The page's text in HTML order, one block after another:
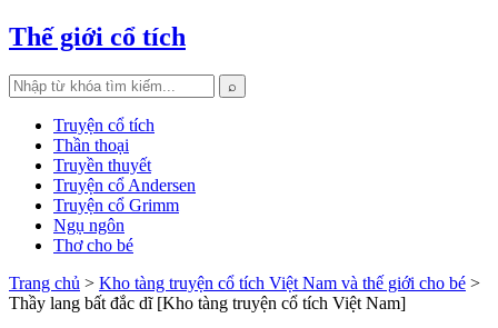
Thế giới cổ tích
⌕
Truyện cổ tích
Thần thoại
Truyền thuyết
Truyện cổ Andersen
Truyện cổ Grimm
Ngụ ngôn
Thơ cho bé
Trang chủ > Kho tàng truyện cổ tích Việt Nam và thế giới cho bé >
Thầy lang bất đắc dĩ [Kho tàng truyện cổ tích Việt Nam]